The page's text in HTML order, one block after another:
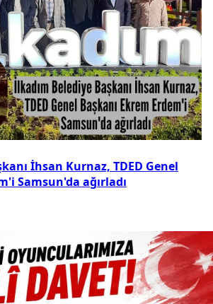
İhsan Kurnaz, TDED Genel
Samsun'da ağırladı